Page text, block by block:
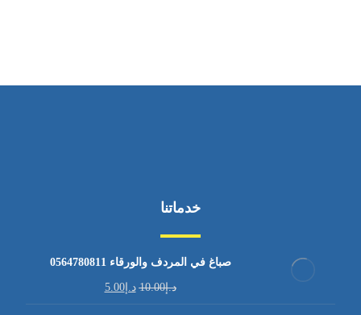
خدماتنا
صباغ في المردف والورقاء 0564780811
د.إ10.00 د.إ5.00